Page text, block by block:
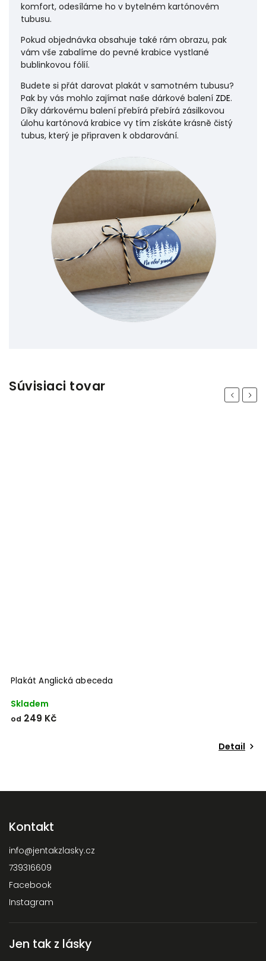
komfort, odesíláme ho v bytelném kartónovém
tubusu.
Pokud objednávka obsahuje také rám obrazu, pak
vám vše zabalíme do pevné krabice vystlané
bublinkovou fólií.
Budete si přát darovat plakát v samotném tubusu?
Pak by vás mohlo zajímat naše dárkové balení ZDE.
Díky dárkovému balení přebírá přebírá zásilkovou
úlohu kartónová krabice vy tím získáte krásně čistý
tubus, který je připraven k obdarování.
Súvisiaci tovar Previous
Plakát Anglická abeceda
Skladem
od 249 Kč
Detail
Next
Kontakt
info@jentakzlasky.cz
739316609
Facebook
Instagram
Jen tak z lásky